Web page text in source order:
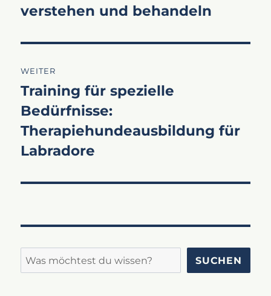
verstehen und behandeln
WEITER
Nächster
Beitrag:
Training für spezielle
Bedürfnisse:
Therapiehundeausbildung für
Labradore
Suchen SUCHEN